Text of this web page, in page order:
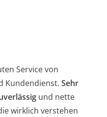
Service von
Kundendienst.Sehr
und nette
wirklich verstehen